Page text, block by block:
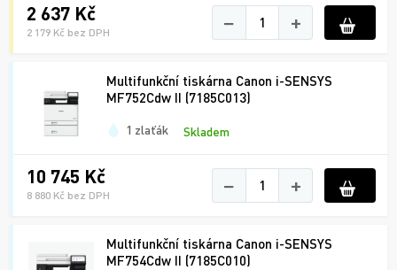
2 637 Kč
2 179 Kč bez DPH − +
Multifunkční tiskárna Canon i-SENSYS
MF752Cdw II (7185C013)
1 zlaťák Skladem
10 745 Kč
8 880 Kč bez DPH − +
Multifunkční tiskárna Canon i-SENSYS
MF754Cdw II (7185C010)